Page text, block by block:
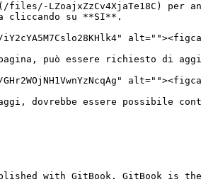
LZoajxZzCv4XjaTe18C) per
cliccando su **SI**.
può essere richiesto di
dovrebbe essere possibile
with GitBook. GitBook is